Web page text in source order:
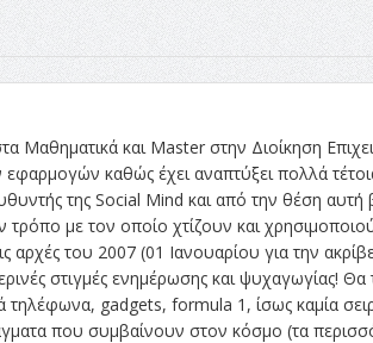
Μαθηματικά και Master στην Διοίκηση
εφαρμογών καθώς έχει αναπτύξει πολλά
της Social Mind και από την θέση αυτή
με τον οποίο χτίζουν και
του 2007 (01 Ιανουαρίου για την
στιγμές ενημέρωσης και ψυχαγωγίας! Θα
τηλέφωνα, gadgets, formula 1, ίσως καμία
που συμβαίνουν στον κόσμο (τα